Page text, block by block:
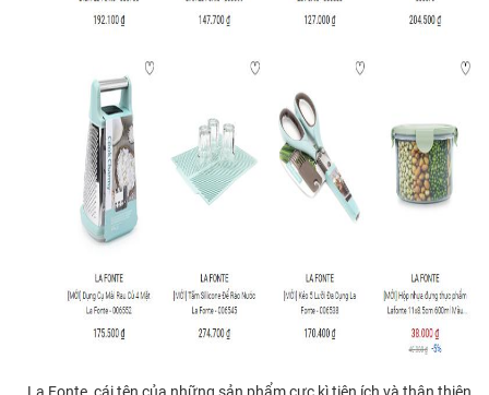
La Fonte, cái tên của những sản phẩm cực kì tiện ích và thân thiện